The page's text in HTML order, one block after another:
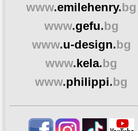
www.emilehenry.bg
www.gefu.bg
www.u-design.bg
www.kela.bg
www.philippi.bg